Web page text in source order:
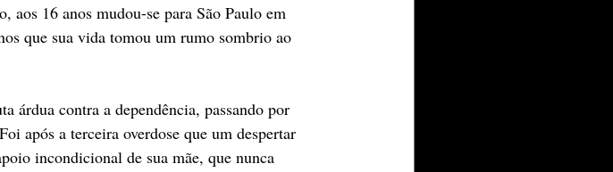
aos 16 anos mudou-se para São Paulo em
que sua vida tomou um rumo sombrio ao
árdua contra a dependência, passando por
após a terceira overdose que um despertar
incondicional de sua mãe, que nunca